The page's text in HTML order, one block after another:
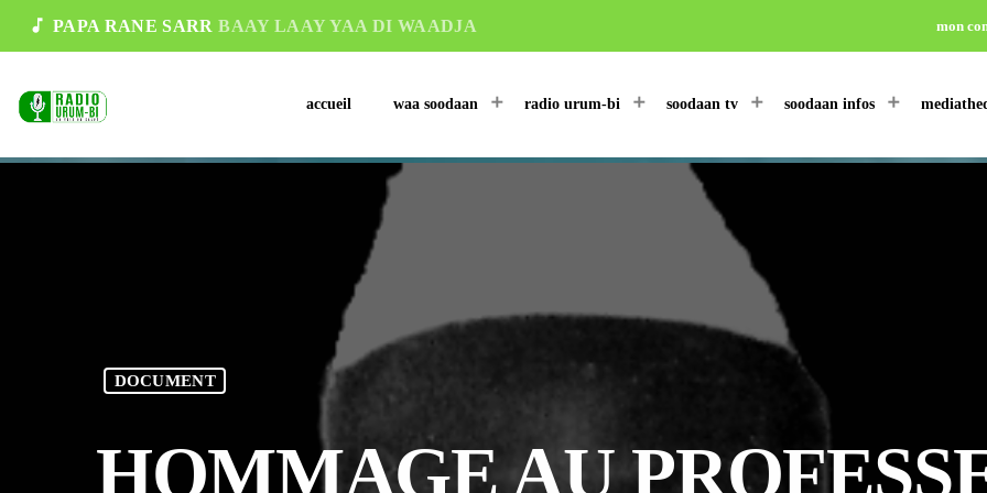
music_note PAPA RANE SARR BAAY LAAY YAA DI WAADJA mon
accueil waa soodaan radio urum-bi soodaan tv soodaan infos
DOCUMENT
HOMMAGE AU